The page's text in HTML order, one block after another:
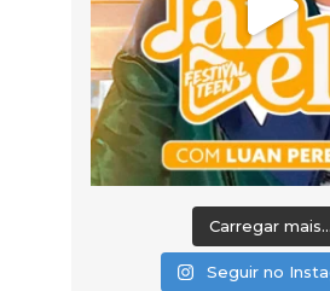
Carregar mais...
Seguir no